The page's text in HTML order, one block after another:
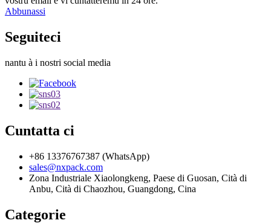
Abbunassi
Seguiteci
nantu à i nostri social media
Cuntatta ci
+86 13376767387 (WhatsApp)
sales@nxpack.com
Zona Industriale Xiaolongkeng, Paese di Guosan, Cità di
Anbu, Cità di Chaozhou, Guangdong, Cina
Categorie